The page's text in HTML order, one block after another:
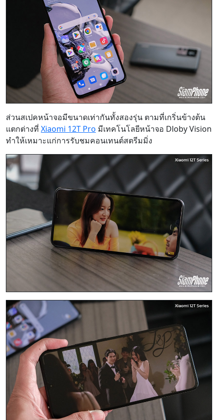
ส่วนสเปคหน้าจอมีขนาดเท่ากันทั้งสองรุ่น ตามที่เกริ่นข้างต้น
แตกต่างที่ Xiaomi 12T Pro มีเทคโนโลยีหน้าจอ Dloby Vision
ทำให้เหมาะแก่การรับชมคอนเทนต์สตรีมมิ่ง